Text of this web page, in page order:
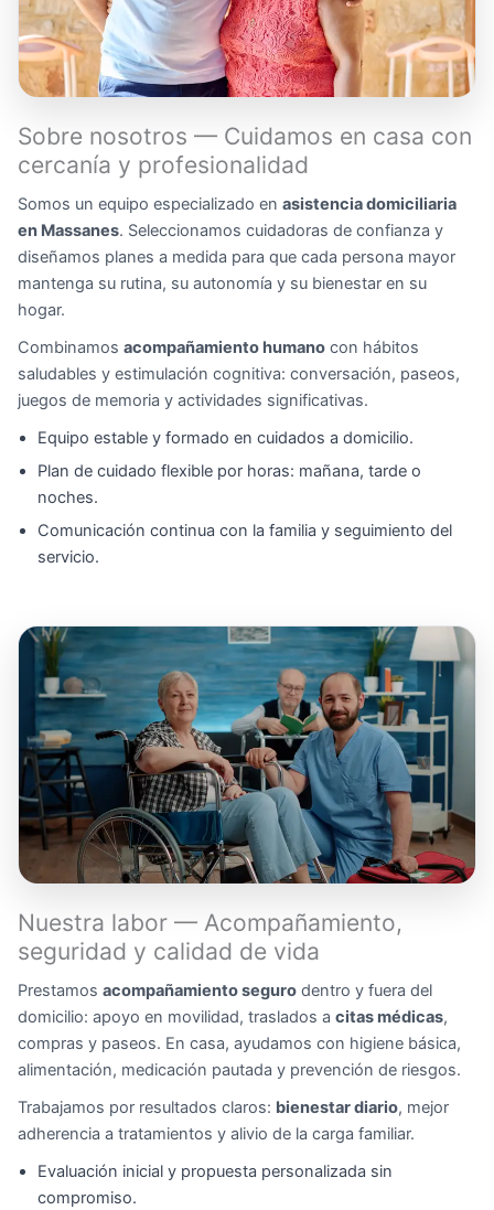
Sobre nosotros — Cuidamos en casa con
cercanía y profesionalidad
Somos un equipo especializado en asistencia domiciliaria
en Massanes. Seleccionamos cuidadoras de confianza y
diseñamos planes a medida para que cada persona mayor
mantenga su rutina, su autonomía y su bienestar en su
hogar.
Combinamos acompañamiento humano con hábitos
saludables y estimulación cognitiva: conversación, paseos,
juegos de memoria y actividades significativas.
Equipo estable y formado en cuidados a domicilio.
Plan de cuidado flexible por horas: mañana, tarde o
noches.
Comunicación continua con la familia y seguimiento del
servicio.
Nuestra labor — Acompañamiento,
seguridad y calidad de vida
Prestamos acompañamiento seguro dentro y fuera del
domicilio: apoyo en movilidad, traslados a citas médicas,
compras y paseos. En casa, ayudamos con higiene básica,
alimentación, medicación pautada y prevención de riesgos.
Trabajamos por resultados claros: bienestar diario, mejor
adherencia a tratamientos y alivio de la carga familiar.
Evaluación inicial y propuesta personalizada sin
compromiso.